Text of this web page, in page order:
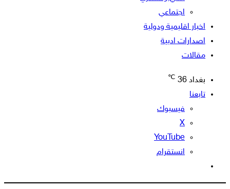
اجتماعي
اخبار اقليمية ودولية
اصدارات ادبية
مقالات
بغداد 36
℃
تابعنا
فيسبوك
‫X
‫YouTube
انستقرام
المظلم